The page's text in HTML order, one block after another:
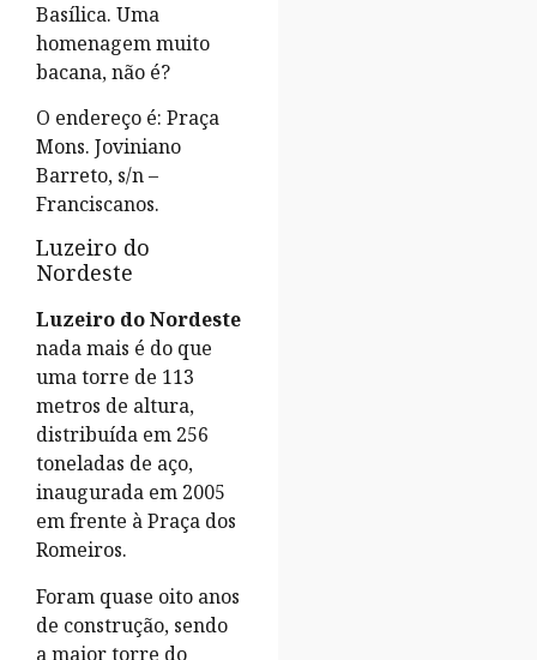
Basílica. Uma
homenagem muito
bacana, não é?
O endereço é: Praça
Mons. Joviniano
Barreto, s/n –
Franciscanos.
Luzeiro do
Nordeste
Luzeiro do Nordeste
nada mais é do que
uma torre de 113
metros de altura,
distribuída em 256
toneladas de aço,
inaugurada em 2005
em frente à Praça dos
Romeiros.
Foram quase oito anos
de construção, sendo
a maior torre do